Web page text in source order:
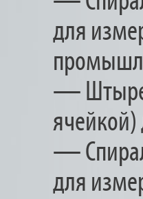
для
—
—
для